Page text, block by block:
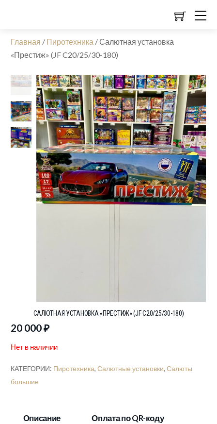
Главная / Пиротехника /Салютная установка
«Престиж» (JF C20/25/30-180)
САЛЮТНАЯ УСТАНОВКА «ПРЕСТИЖ» (JF C20/25/30-180)
20 000₽
Нет в наличии
КАТЕГОРИИ: Пиротехника,Салютные установки,Салюты
большие
Описание Оплата по QR-коду